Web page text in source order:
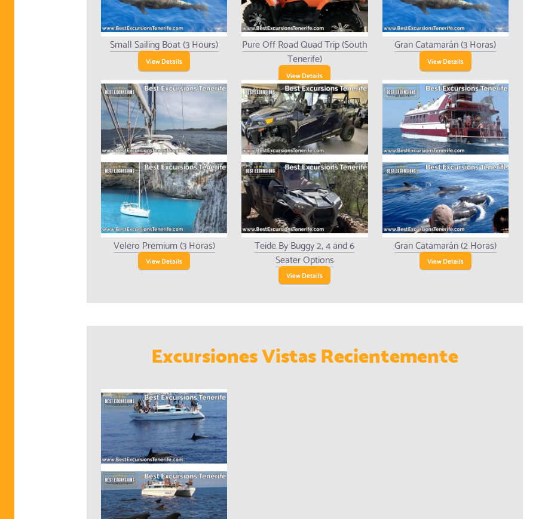
Small Sailing Boat (3 Hours)
View Details
Pure Off Road Quad Trip (South
Tenerife)
View Details
Gran Catamarán (3 Horas)
View Details
Velero Premium (3 Horas)
View Details
Teide By Buggy 2, 4 and 6
Seater Options
View Details
Gran Catamarán (2 Horas)
View Details
Excursiones Vistas Recientemente